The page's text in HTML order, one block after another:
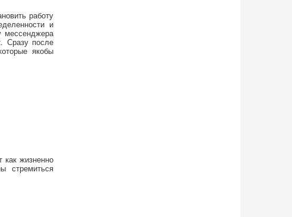
работу
и
мессенджера
Сразу после
якобы
как жизненно
стремиться